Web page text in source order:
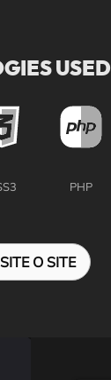
USED
PHP
O SITE